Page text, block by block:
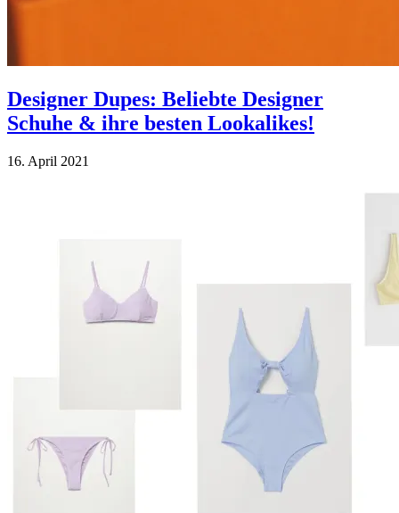
Designer Dupes: Beliebte Designer
Schuhe & ihre besten Lookalikes!
16. April 2021